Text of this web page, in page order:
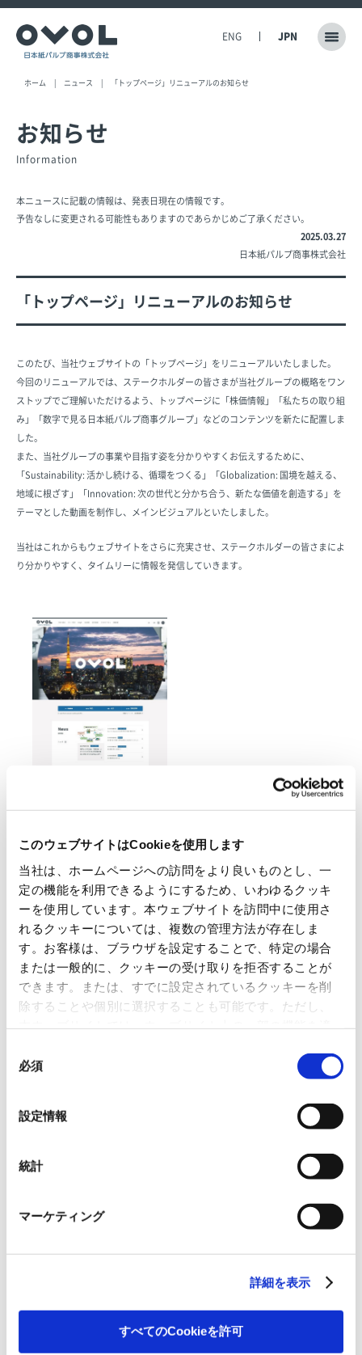
このウェブサイトはCookieを使用します
当社は、ホームページへの訪問をより良いものとし、一
定の機能を利用できるようにするため、いわゆるクッキ
ーを使用しています。本ウェブサイトを訪問中に使用さ
れるクッキーについては、複数の管理方法が存在しま
す。お客様は、ブラウザを設定することで、特定の場合
または一般的に、クッキーの受け取りを拒否することが
できます。または、すでに設定されているクッキーを削
除することや個別に選択することも可能です。ただし、
いるので、ご注意ください。これらのクッキーが受け入
れられない場合、本ウェブサイトの機能が制限される場
必須
設定情報
統計
マーケティング
詳細を表示
すべてのCookieを許可
ENG JPN
ホーム ニュース 「トップページ」リニューアルのお知らせ
お知らせ
Information
本ニュースに記載の情報は、発表日現在の情報です。
予告なしに変更される可能性もありますのであらかじめご了承ください。
2025.03.27
日本紙パルプ商事株式会社
「トップページ」リニューアルのお知らせ
このたび、当社ウェブサイトの「トップページ」をリニューアルいたしました。
今回のリニューアルでは、ステークホルダーの皆さまが当社グループの概略をワン
ストップでご理解いただけるよう、トップページに「株価情報」「私たちの取り組
み」「数字で見る日本紙パルプ商事グループ」などのコンテンツを新たに配置しま
した。
また、当社グループの事業や目指す姿を分かりやすくお伝えするために、
「Sustainability: 活かし続ける、循環をつくる」「Globalization: 国境を越える、
地域に根ざす」「Innovation: 次の世代と分かち合う、新たな価値を創造する」を
テーマとした動画を制作し、メインビジュアルといたしました。
当社はこれからもウェブサイトをさらに充実させ、ステークホルダーの皆さまによ
り分かりやすく、タイムリーに情報を発信していきます。
日本紙パルプ商事株式会社 広報IR室 TEL:03-5548-4026
一覧に戻る
すべて ニュースリリース
お知らせ IR 情報
OVOL LOOP
1845年の創業以来の歩み、グループが展開する5つの事業領域...
使用済み化粧品容器をネームプ
り『Antho･･･